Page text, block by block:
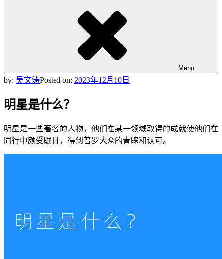
Menu
by: 吴文涛Posted on: 2023年12月10日
明星是什么？
明星是一些著名的人物，他们在某一领域取得的成就使他们在
同行中颇受瞩目，得到普罗大众的青睐和认可。